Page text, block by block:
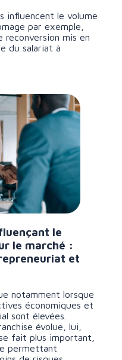
influencent le volume
par exemple,
reconversion mis en
du salariat à
le
le marché :
et
notamment lorsque
économiques et
sont élevées.
évolue, lui,
fait plus important,
permettant